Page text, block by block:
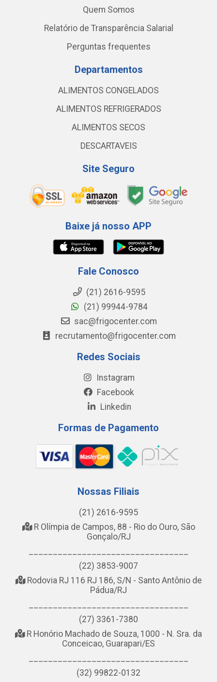
Quem Somos
Relatório de Transparência Salarial
Perguntas frequentes
Departamentos
ALIMENTOS CONGELADOS
ALIMENTOS REFRIGERADOS
ALIMENTOS SECOS
DESCARTAVEIS
Site Seguro
Baixe já nosso APP
Fale Conosco
(21) 2616-9595
(21) 99944-9784
sac@frigocenter.com
recrutamento@frigocenter.com
Redes Sociais
Instagram
Facebook
Linkedin
Formas de Pagamento
Nossas Filiais
(21) 2616-9595
R Olímpia de Campos, 88 - Rio do Ouro, São
Gonçalo/RJ
(22) 3853-9007
Rodovia RJ 116 RJ 186, S/N - Santo Antônio de
Pádua/RJ
(27) 3361-7380
R Honório Machado de Souza, 1000 - N. Sra. da
Conceicao, Guarapari/ES
(32) 99822-0132